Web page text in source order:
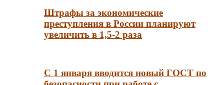
Штрафы за экономические
преступления в России планируют
увеличить в 1,5-2 раза
С 1 января вводится новый ГОСТ по